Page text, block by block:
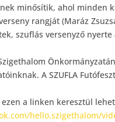
minősítik, ahol minden
rangját (Maráz
szuflás versenyző
A SZUFLA
a linken keresztül lehet
hello.szigethalom/